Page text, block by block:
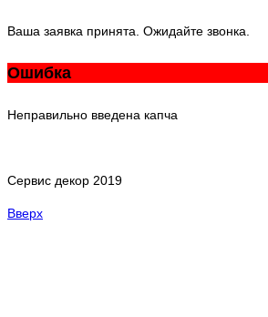
Ваша заявка принята. Ожидайте звонка.
Ошибка
Неправильно введена капча
Сервис декор 2019
Вверх